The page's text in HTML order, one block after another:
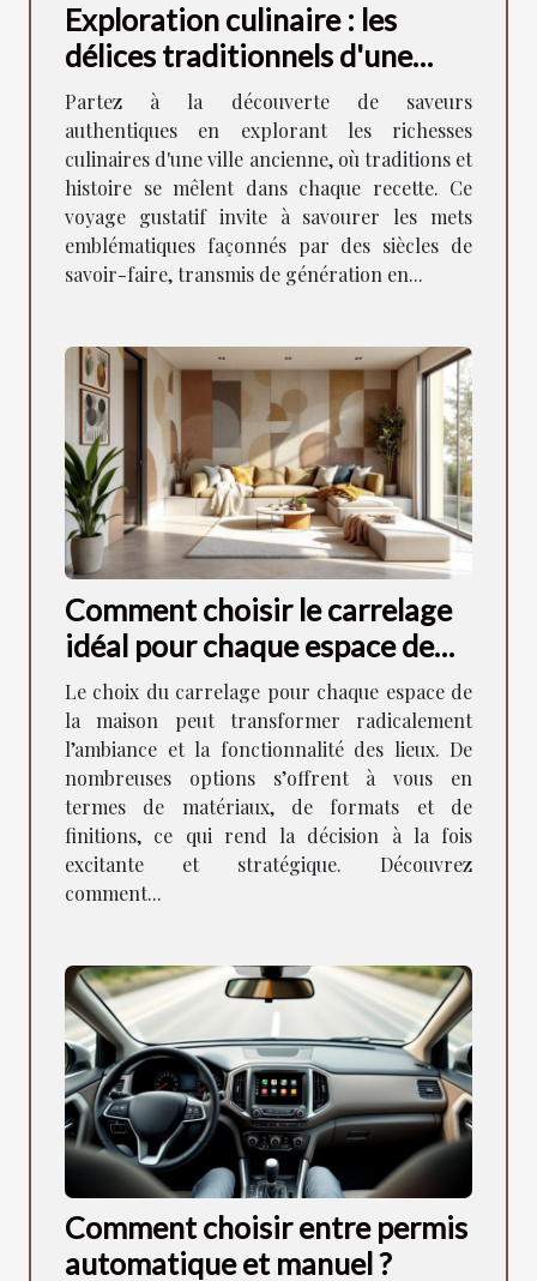
Exploration culinaire : les
délices traditionnels d'une
ancienne ville
Partez à la découverte de saveurs
authentiques en explorant les richesses
culinaires d'une ville ancienne, où traditions et
histoire se mêlent dans chaque recette. Ce
voyage gustatif invite à savourer les mets
emblématiques façonnés par des siècles de
savoir-faire, transmis de génération en...
Comment choisir le carrelage
idéal pour chaque espace de
votre maison ?
Le choix du carrelage pour chaque espace de
la maison peut transformer radicalement
l’ambiance et la fonctionnalité des lieux. De
nombreuses options s’offrent à vous en
termes de matériaux, de formats et de
finitions, ce qui rend la décision à la fois
excitante et stratégique. Découvrez
comment...
Comment choisir entre permis
automatique et manuel ?